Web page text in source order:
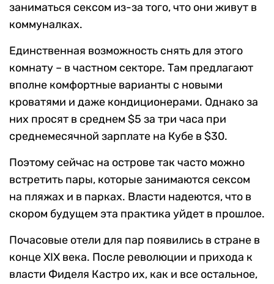
заниматься сексом из-за того, что они живут в
коммуналках.
Единственная возможность снять для этого
комнату – в частном секторе. Там предлагают
вполне комфортные варианты с новыми
кроватями и даже кондиционерами. Однако за
них просят в среднем $5 за три часа при
среднемесячной зарплате на Кубе в $30.
Поэтому сейчас на острове так часто можно
встретить пары, которые занимаются сексом
на пляжах и в парках. Власти надеются, что в
скором будущем эта практика уйдет в прошлое.
Почасовые отели для пар появились в стране в
конце XIX века. После революции и прихода к
власти Фиделя Кастро их, как и все остальное,